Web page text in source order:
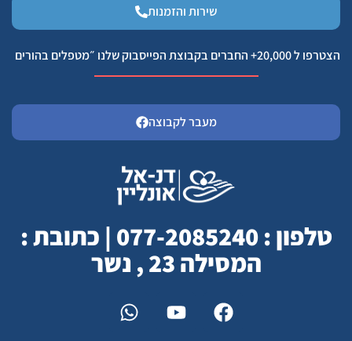
שירות והזמנות
הצטרפו ל 20,000+ החברים בקבוצת הפייסבוק שלנו ״מטפלים בהורים
מעבר לקבוצה
טלפון : 077-2085240 | כתובת :
המסילה 23 , נשר